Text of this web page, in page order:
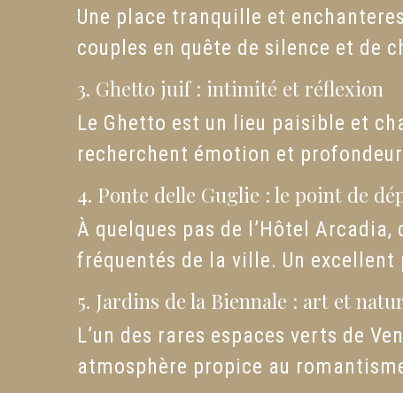
Une place tranquille et
couples en quête de silence et de
3. Ghetto juif : intimité et réflexion
Le Ghetto est un lieu paisible et
recherchent émotion et
4. Ponte delle Guglie : le point de
À quelques pas de l’Hôtel
fréquentés de la ville. Un
5. Jardins de la Biennale : art et
L’un des rares espaces verts de
atmosphère propice au